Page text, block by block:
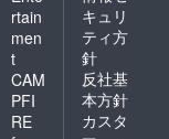
rtain
men
t
CAM
PFI
RE
キュリ
ティ方
針
反社基
本方針
カスタ